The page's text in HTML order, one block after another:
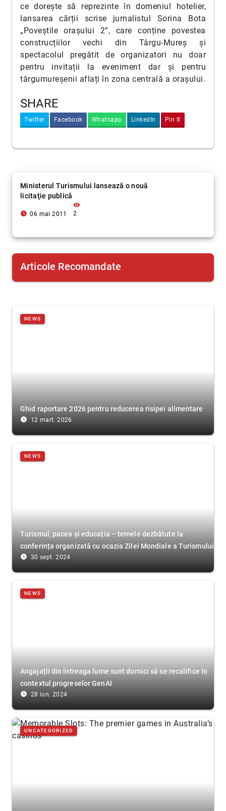
ce dorește să reprezinte în domeniul hotelier,
lansarea cărții scrise jurnalistul Sorina Bota
„Poveștile orașului 2”, care conține povestea
construcțiilor vechi din Târgu-Mureș și
spectacolul pregătit de organizatori nu doar
pentru invitații la eveniment dar și pentru
târgumureșenii aflați în zona centrală a orașului.
SHARE
Twitter Facebook Whatsapp LinkedIn Pin It
Ministerul Turismului lansează o nouă
licitaţie publică
access_time_filled 06 mai 2011
visibility
2
Articole Recomandate
NEWS
Ghid raportare 2026 pentru reducerea risipei alimentare
access_time_filled 12 mart. 2026
NEWS
Turismul, pacea și educația – temele dezbătute la
conferința organizată cu ocazia Zilei Mondiale a Turismului
access_time_filled 30 sept. 2024
NEWS
Angajații din întreaga lume sunt dornici să se recalifice în
contextul progreselor GenAI
access_time_filled 28 iun. 2024
UNCATEGORIZED